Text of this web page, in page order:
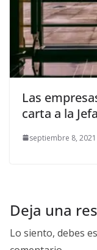
Las
carta a la
septiembre 8, 2021
Deja una
Lo siento, debes